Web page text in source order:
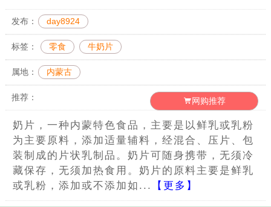
发布： day8924
标签： 零食 牛奶片
属地： 内蒙古
推荐： 网购推荐
奶片，一种内蒙特色食品，主要是以鲜乳或乳粉
为主要原料，添加适量辅料，经混合、压片、包
装制成的片状乳制品。奶片可随身携带，无须冷
藏保存，无须加热食用。奶片的原料主要是鲜乳
或乳粉，添加或不添加如...
【更多】